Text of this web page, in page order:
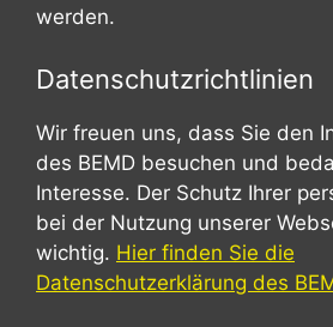
werden.
Datenschutzrichtlinien
Wir freuen uns, dass Sie den
des BEMD besuchen und
Interesse. Der Schutz Ihrer
bei der Nutzung unserer
wichtig. Hier finden Sie die
Datenschutzerklärung des